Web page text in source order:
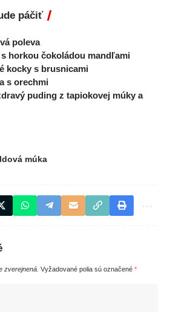
páčiť
poleva
horkou čokoládou mandľami
kocky s brusnicami
s orechmi
puding z tapiokovej múky a
múka
zverejnená. Vyžadované polia sú označené *